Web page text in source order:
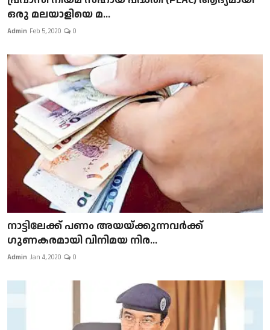
ഒരു മലയാളിയെ മ...
Admin Feb 5, 2020 0
നാട്ടിലേക്ക് പണം അയയ്ക്കുന്നവർക്ക്
ഗുണകരമായി വിനിമയ നിര...
Admin Jan 4, 2020 0